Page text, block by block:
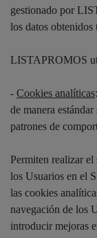
gestionado por
los datos obtenidos
LISTAPROMOS
- Cookies analíticas
de manera
patrones de
Permiten realizar
los Usuarios en el
las cookies
navegación de los
introducir mejoras